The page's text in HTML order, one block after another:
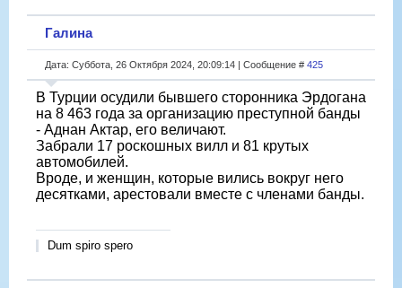
Галина
Дата: Суббота, 26 Октября 2024, 20:09:14 | Сообщение # 425
В Турции осудили бывшего сторонника Эрдогана
на 8 463 года за организацию преступной банды
- Аднан Актар, его величают.
Забрали 17 роскошных вилл и 81 крутых
автомобилей.
Вроде, и женщин, которые вились вокруг него
десятками, арестовали вместе с членами банды.
Dum spiro spero